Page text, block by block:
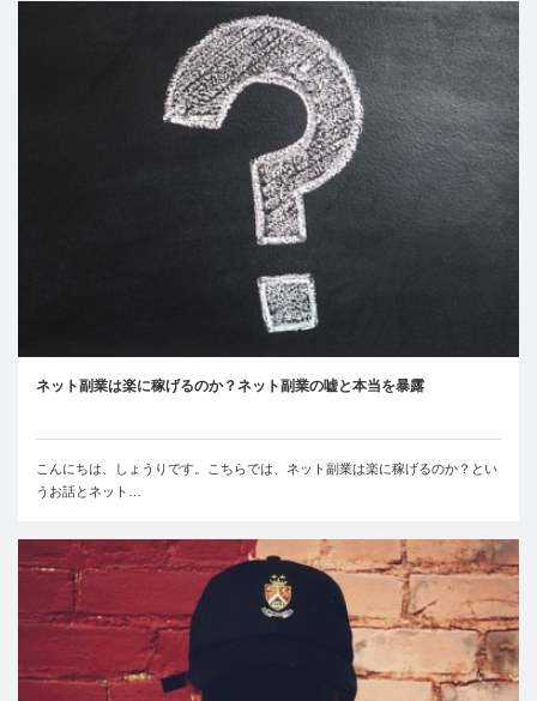
ネット副業は楽に稼げるのか？ネット副業の嘘と本当を暴露
こんにちは、しょうりです。こちらでは、ネット副業は楽に稼げるのか？とい
うお話とネット…